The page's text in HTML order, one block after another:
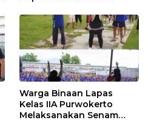
Warga Binaan Lapas
Kelas IIA Purwokerto
Melaksanakan Senam